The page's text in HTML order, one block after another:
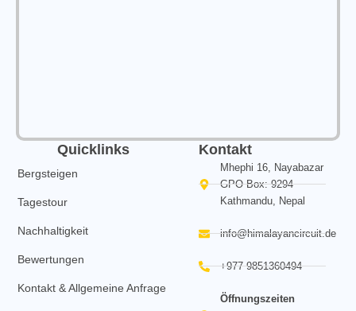
Quicklinks
Bergsteigen
Tagestour
Nachhaltigkeit
Bewertungen
Kontakt & Allgemeine Anfrage
Kontakt
Mhephi 16, Nayabazar
GPO Box: 9294
Kathmandu, Nepal
info@himalayancircuit.de
+977 9851360494
Öffnungszeiten